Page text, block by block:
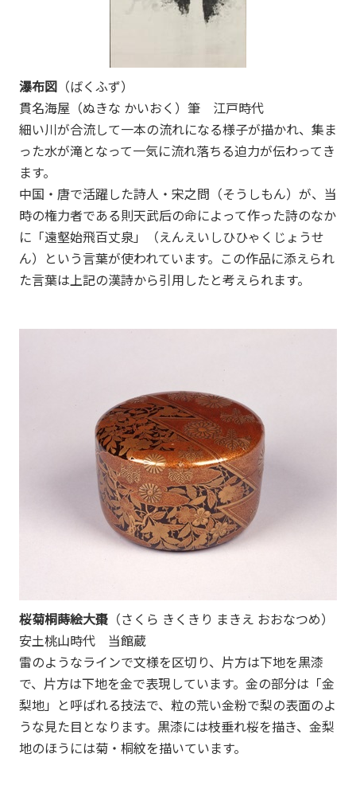
瀑布図（ばくふず）
貫名海屋（ぬきな かいおく）筆 江戸時代
細い川が合流して一本の流れになる様子が描かれ、集ま
った水が滝となって一気に流れ落ちる迫力が伝わってき
ます。
中国・唐で活躍した詩人・宋之問（そうしもん）が、当
時の権力者である則天武后の命によって作った詩のなか
に「遠壑始飛百丈泉」（えんえいしひひゃくじょうせ
ん）という言葉が使われています。この作品に添えられ
た言葉は上記の漢詩から引用したと考えられます。
桜菊桐蒔絵大棗（さくら きくきり まきえ おおなつめ）
安土桃山時代 当館蔵
雷のようなラインで文様を区切り、片方は下地を黒漆
で、片方は下地を金で表現しています。金の部分は「金
梨地」と呼ばれる技法で、粒の荒い金粉で梨の表面のよ
うな見た目となります。黒漆には枝垂れ桜を描き、金梨
地のほうには菊・桐紋を描いています。